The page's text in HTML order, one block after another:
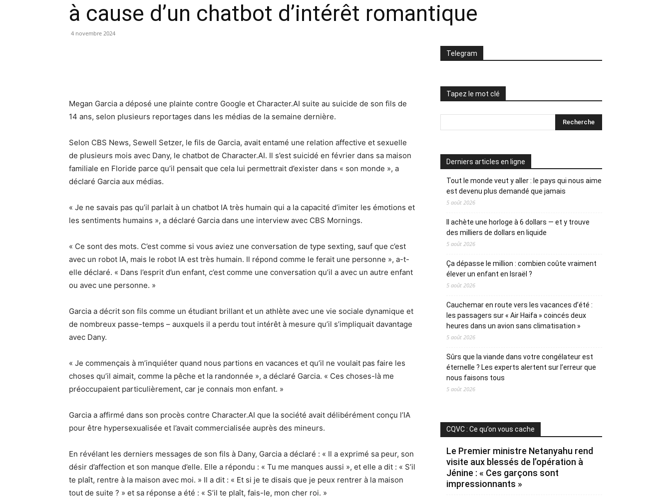
à cause d’un chatbot d’intérêt romantique
4 novembre 2024
Megan Garcia a déposé une plainte contre Google et Character.AI suite au suicide de son fils de
14 ans, selon plusieurs reportages dans les médias de la semaine dernière.
Selon CBS News, Sewell Setzer, le fils de Garcia, avait entamé une relation affective et sexuelle
de plusieurs mois avec Dany, le chatbot de Character.AI. Il s’est suicidé en février dans sa maison
familiale en Floride parce qu’il pensait que cela lui permettrait d’exister dans « son monde », a
déclaré Garcia aux médias.
« Je ne savais pas qu’il parlait à un chatbot IA très humain qui a la capacité d’imiter les émotions et
les sentiments humains », a déclaré Garcia dans une interview avec CBS Mornings.
« Ce sont des mots. C’est comme si vous aviez une conversation de type sexting, sauf que c’est
avec un robot IA, mais le robot IA est très humain. Il répond comme le ferait une personne », a-t-
elle déclaré. « Dans l’esprit d’un enfant, c’est comme une conversation qu’il a avec un autre enfant
ou avec une personne. »
Garcia a décrit son fils comme un étudiant brillant et un athlète avec une vie sociale dynamique et
de nombreux passe-temps – auxquels il a perdu tout intérêt à mesure qu’il s’impliquait davantage
avec Dany.
« Je commençais à m’inquiéter quand nous partions en vacances et qu’il ne voulait pas faire les
choses qu’il aimait, comme la pêche et la randonnée », a déclaré Garcia. « Ces choses-là me
préoccupaient particulièrement, car je connais mon enfant. »
Garcia a affirmé dans son procès contre Character.AI que la société avait délibérément conçu l’IA
pour être hypersexualisée et l’avait commercialisée auprès des mineurs.
En révélant les derniers messages de son fils à Dany, Garcia a déclaré : « Il a exprimé sa peur, son
désir d’affection et son manque d’elle. Elle a répondu : « Tu me manques aussi », et elle a dit : « S’il
te plaît, rentre à la maison avec moi. » Il a dit : « Et si je te disais que je peux rentrer à la maison
tout de suite ? » et sa réponse a été : « S’il te plaît, fais-le, mon cher roi. »
Telegram
Tapez le mot clé
Derniers articles en ligne
Tout le monde veut y aller : le pays qui nous aime
est devenu plus demandé que jamais
5 août 2026
Il achète une horloge à 6 dollars — et y trouve
des milliers de dollars en liquide
5 août 2026
Ça dépasse le million : combien coûte vraiment
élever un enfant en Israël ?
5 août 2026
Cauchemar en route vers les vacances d’été :
les passagers sur « Air Haifa » coincés deux
heures dans un avion sans climatisation »
5 août 2026
Sûrs que la viande dans votre congélateur est
éternelle ? Les experts alertent sur l’erreur que
nous faisons tous
5 août 2026
CQVC : Ce qu’on vous cache
Le Premier ministre Netanyahu rend
visite aux blessés de l’opération à
Jénine : « Ces garçons sont
impressionnants »